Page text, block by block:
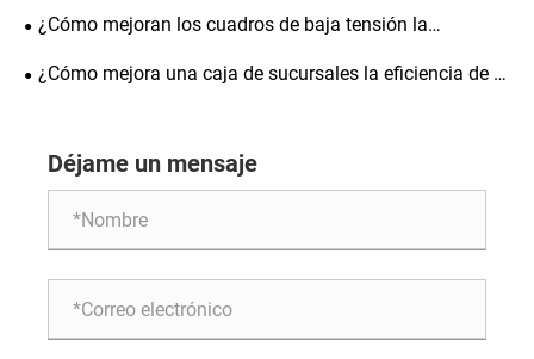
CC la carga de vehículos eléctricos?
¿Cómo mejoran los cuadros de baja tensión la
seguridad y la eficiencia eléctrica?
¿Cómo mejora una caja de sucursales la eficiencia de la
Déjame un mensaje